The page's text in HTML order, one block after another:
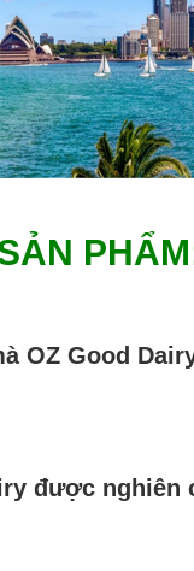
OZ Good
được